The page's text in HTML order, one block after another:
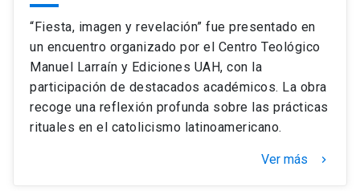
“Fiesta, imagen y revelación” fue presentado en
un encuentro organizado por el Centro Teológico
Manuel Larraín y Ediciones UAH, con la
participación de destacados académicos. La obra
recoge una reflexión profunda sobre las prácticas
rituales en el catolicismo latinoamericano.
Ver más keyboard_arrow_right